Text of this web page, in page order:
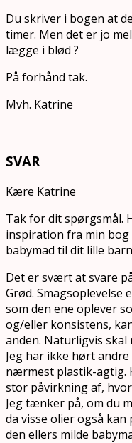
Du skriver i bogen at
timer. Men det er jo
lægge i blød ?
På forhånd tak.
Mvh. Katrine
SVAR
Kære Katrine
Tak for dit spørgsmål.
inspiration fra min bog
babymad til dit lille
Det er svært at svare
Grød. Smagsoplevelse
som den ene oplever
og/eller konsistens,
anden. Naturligvis
Jeg har ikke hørt
nærmest plastik-agtig.
stor påvirkning af,
Jeg tænker på, om du
da visse olier også
den ellers milde